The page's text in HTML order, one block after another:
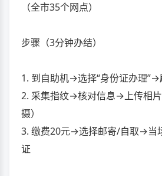
（全市35个网点）
步骤（3分钟办结）
1. 到自助机→选择“身份证办理
2. 采集指纹→核对信息→上传相
摄）
3. 缴费20元→选择邮寄/自取→当
证